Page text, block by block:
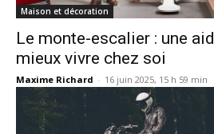
Maison et décoration
Le monte-escalier : une
mieux vivre chez soi
Maxime Richard - 16 juin 2025, 15 h 59 min